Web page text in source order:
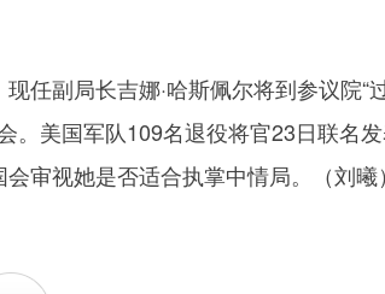
副局长吉娜·哈斯佩尔将到参议院“
。美国军队109名退役将官23日联名
审视她是否适合执掌中情局。（刘曦）